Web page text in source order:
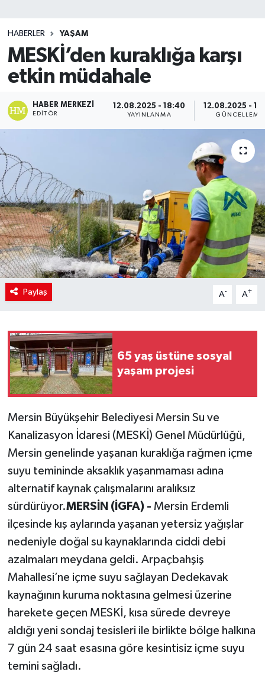
HABERLER YAŞAM
MESKİ’den kuraklığa karşı
etkin müdahale
HABER MERKEZI
EDITÖR
12.08.2025 - 18:40
YAYINLANMA
12.08.2025 -
GÜNCELLEME
Paylaş A- A+
65 yaş üstüne sosyal
yaşam projesi
Mersin Büyükşehir Belediyesi Mersin Su ve
Kanalizasyon İdaresi (MESKİ) Genel Müdürlüğü,
Mersin genelinde yaşanan kuraklığa rağmen içme
suyu temininde aksaklık yaşanmaması adına
alternatif kaynak çalışmalarını aralıksız
sürdürüyor.MERSİN (İGFA) - Mersin Erdemli
ilçesinde kış aylarında yaşanan yetersiz yağışlar
nedeniyle doğal su kaynaklarında ciddi debi
azalmaları meydana geldi. Arpaçbahşiş
Mahallesi’ne içme suyu sağlayan Dedekavak
kaynağının kuruma noktasına gelmesi üzerine
harekete geçen MESKİ, kısa sürede devreye
aldığı yeni sondaj tesisleri ile birlikte bölge halkına
7 gün 24 saat esasına göre kesintisiz içme suyu
temini sağladı.
Teknoloji
TRABZON
TRABZONSPOR